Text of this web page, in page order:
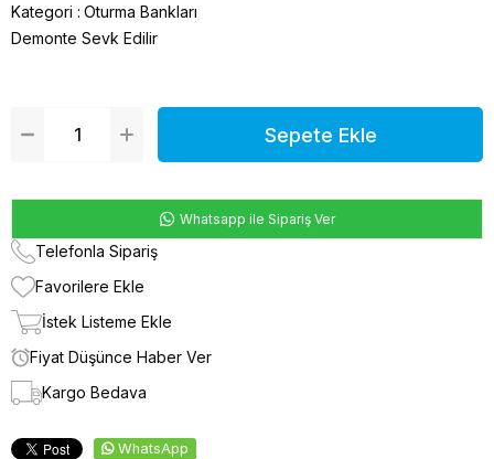
Kategori : Oturma Bankları
Demonte Sevk Edilir
Whatsapp ile Sipariş Ver
Telefonla Sipariş
Favorilere Ekle
İstek Listeme Ekle
Fiyat Düşünce Haber Ver
Kargo Bedava
WhatsApp